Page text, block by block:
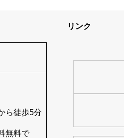
ら徒歩5分
無料で
リンク